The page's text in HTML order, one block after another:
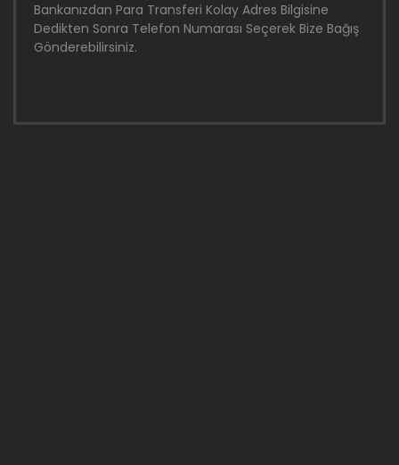
Bankanızdan Para Transferi Kolay Adres Bilgisine
Dedikten Sonra Telefon Numarası Seçerek Bize Bağış
Gönderebilirsiniz.